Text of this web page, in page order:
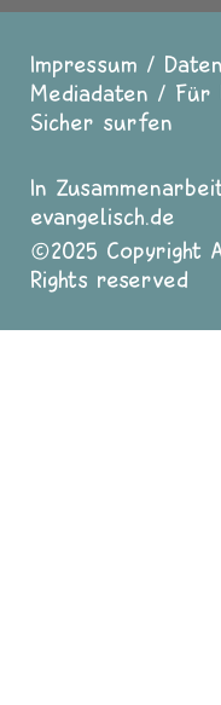
Fußzeile
Impressum
Mediadaten
Für
Sicher surfen
In
evangelisch.de
2025 Copyright
Rights reserved